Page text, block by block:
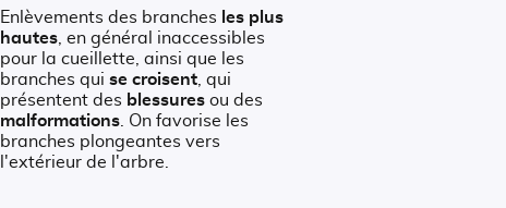
Enlèvements des branches les plus
hautes , en général inaccessibles
pour la cueillette, ainsi que les
branches qui se croisent , qui
présentent des blessures ou des
malformations . On favorise les
branches plongeantes vers
l'extérieur de l'arbre.